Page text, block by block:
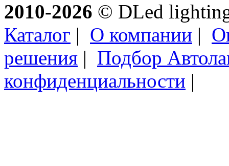
2010-2026 © DLed
Каталог | О компании |
решения | Подбор
конфиденциальности |